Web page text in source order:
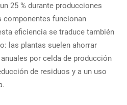
25 % durante producciones
componentes funcionan
eficiencia se traduce también
las plantas suelen ahorrar
por celda de producción
de residuos y a un uso